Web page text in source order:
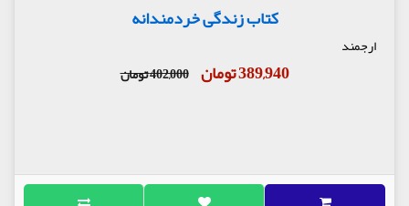
کتاب زندگی خردمندانه
ارجمند
389,940 تومان 402,000 تومان